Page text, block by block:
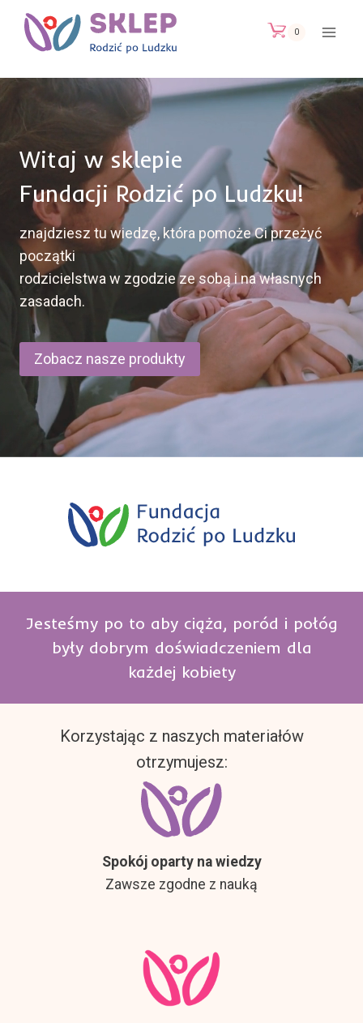
Przejdź
0
Witaj w sklepie
Fundacji Rodzić po Ludzku!
znajdziesz tu wiedzę, która pomoże Ci przeżyć
początki
rodzicielstwa w zgodzie ze sobą i na własnych
zasadach.
Zobacz nasze produkty
Jesteśmy po to aby ciąża, poród i połóg
były dobrym doświadczeniem dla
każdej kobiety
Korzystając z naszych materiałów
otrzymujesz:
Spokój oparty na wiedzy
Zawsze zgodne z nauką